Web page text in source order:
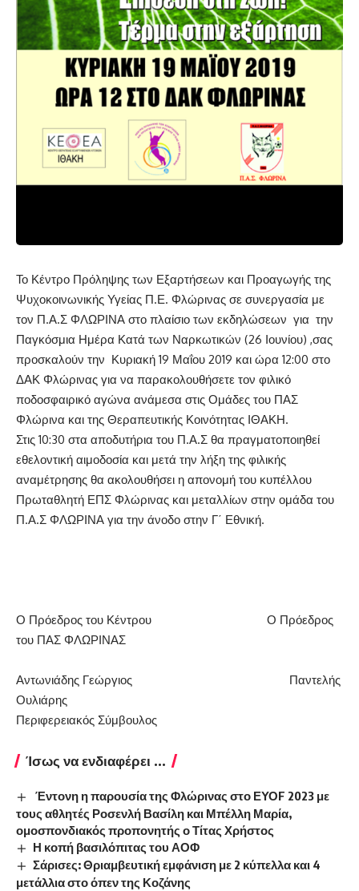
Το Κέντρο Πρόληψης των Εξαρτήσεων και Προαγωγής της
Ψυχοκοινωνικής Υγείας Π.Ε. Φλώρινας σε συνεργασία με
τον Π.Α.Σ ΦΛΩΡΙΝΑ στο πλαίσιο των εκδηλώσεων για την
Παγκόσμια Ημέρα Κατά των Ναρκωτικών (26 Ιουνίου) ,σας
προσκαλούν την Κυριακή 19 Μαΐου 2019 και ώρα 12:00 στο
ΔΑΚ Φλώρινας για να παρακολουθήσετε τον φιλικό
ποδοσφαιρικό αγώνα ανάμεσα στις Ομάδες του ΠΑΣ
Φλώρινα και της Θεραπευτικής Κοινότητας ΙΘΑΚΗ.
Στις 10:30 στα αποδυτήρια του Π.Α.Σ θα πραγματοποιηθεί
εθελοντική αιμοδοσία και μετά την λήξη της φιλικής
αναμέτρησης θα ακολουθήσει η απονομή του κυπέλλου
Πρωταθλητή ΕΠΣ Φλώρινας και μεταλλίων στην ομάδα του
Π.Α.Σ ΦΛΩΡΙΝΑ για την άνοδο στην Γ΄ Εθνική.
Ο Πρόεδρος του Κέντρου Ο Πρόεδρος
του ΠΑΣ ΦΛΩΡΙΝΑΣ
Αντωνιάδης Γεώργιος Παντελής
Ουλιάρης
Περιφερειακός Σύμβουλος
Ίσως να ενδιαφέρει ...
Έντονη η παρουσία της Φλώρινας στο ΕΥΟF 2023 με
τους αθλητές Ροσενλή Βασίλη και Μπέλλη Μαρία,
ομοσπονδιακός προπονητής ο Τίτας Χρήστος
Η κοπή βασιλόπιτας του ΑΟΦ
Σάρισες: Θριαμβευτική εμφάνιση με 2 κύπελλα και 4
μετάλλια στο όπεν της Κοζάνης